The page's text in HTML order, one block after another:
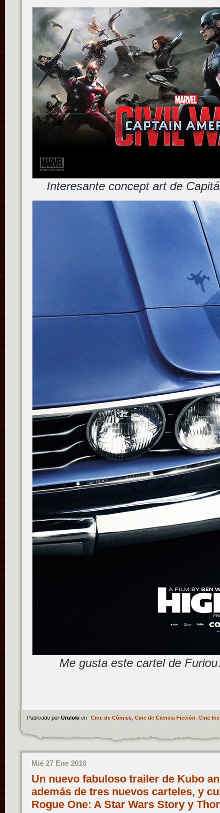
Interesante concept art de
Me gusta este cartel de
Publicado por Uruloki en Cine de Cómics, Cine de Ciencia Ficción Cine
Mié 27 Ene 2016
Un nuevo fabuloso trailer de Kubo
además de tres nuevos carteles, y
Rogue One: A Star Wars Story y